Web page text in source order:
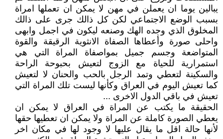
يبالين يوما ان يعملن في مهن لا يمكن ان تعملها امراة
بسبب الوضع الاجتماعي لكن كل ذالك جرى على ذالك
المخلوق الذي وجده الهك وصنعه ليكون في اجمل وابهى
واحلى صورة وأعطاها الصفاة الانثوية الرقيقة والقوة
المتواضعة وجسم جميل بمواصفاة المراة التي هي
استمرارية للحياة مع الزوج لتعيش بحبوحة الراحة
والسكينة لتعطي وتمد الرجل بالحب والحنان لا لتعيش
كما تعيش اليوم في العراق وكأنها ليست تلك المراة التي
تعيش في باقي الدول الاخرى ...
الحقيقة ما يكتب عن المراة في العراق لا يمكن ان
يعطي الصورة كاملة عن المراة ولا يمكن ان تعطيها حقها
لأنها حالة اقل ما يقال عليها لا وجود لها في مكان اخر